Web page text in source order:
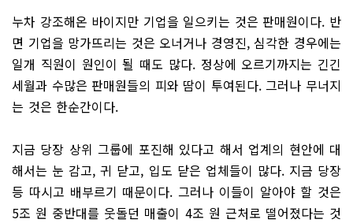
누차 강조해온 바이지만 기업을 일으키는 것은 판매원이다. 반
면 기업을 망가뜨리는 것은 오너거나 경영진, 심각한 경우에는
일개 직원이 원인이 될 때도 많다. 정상에 오르기까지는 긴긴
세월과 수많은 판매원들의 피와 땀이 투여된다. 그러나 무너지
는 것은 한순간이다.
지금 당장 상위 그룹에 포진해 있다고 해서 업계의 현안에 대
해서는 눈 감고, 귀 닫고, 입도 닫은 업체들이 많다. 지금 당장
등 따시고 배부르기 때문이다. 그러나 이들이 알아야 할 것은
5조 원 중반대를 웃돌던 매출이 4조 원 근처로 떨어졌다는 것